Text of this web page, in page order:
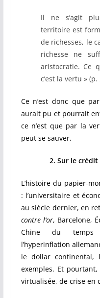
Il ne s’agit
territoire est
de richesses, le
richesse ne
aristocratie. Ce
c’est la vertu » (p.
Ce n’est donc que
aurait pu et pourrait
ce n’est que par la
peut se sauver.
2. Sur le
L’histoire du papier-
: l’universitaire et
au siècle dernier, en
contre l’or, Barcelone,
Chine du temps
l’hyperinflation
le dollar continental,
exemples. Et
virtualisée, de crise en